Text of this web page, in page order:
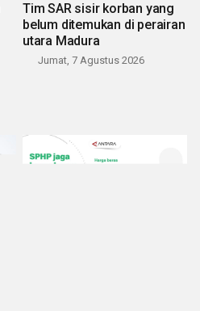
Tim SAR sisir korban yang
belum ditemukan di perairan
utara Madura
Jumat, 7 Agustus 2026